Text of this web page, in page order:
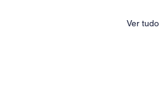
Ver tudo